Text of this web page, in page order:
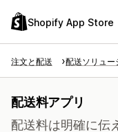
Shopify App Store
注文と配送 配送ソリュー
配送料アプリ
配送料は明確に伝